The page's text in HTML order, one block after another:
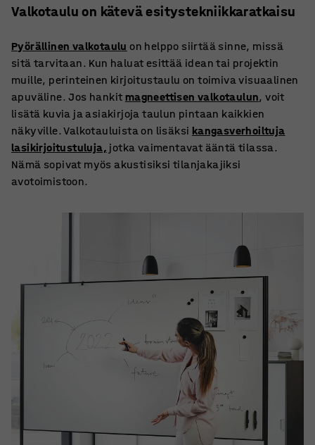
Valkotaulu on kätevä esitystekniikkaratkaisu
Pyörällinen valkotaulu on helppo siirtää sinne, missä
sitä tarvitaan. Kun haluat esittää idean tai projektin
muille, perinteinen kirjoitustaulu on toimiva visuaalinen
apuväline. Jos hankit magneettisen valkotaulun, voit
lisätä kuvia ja asiakirjoja taulun pintaan kaikkien
näkyville. Valkotauluista on lisäksi kangasverhoiltuja
lasikirjoitustuluja, jotka vaimentavat ääntä tilassa.
Nämä sopivat myös akustisiksi tilanjakajiksi
avotoimistoon.